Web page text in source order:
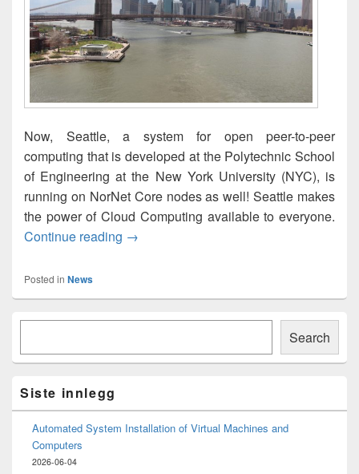
Now, Seattle, a system for open peer-to-peer
computing that is developed at the Polytechnic School
of Engineering at the New York University (NYC), is
running on NorNet Core nodes as well! Seattle makes
the power of Cloud Computing available to everyone.
Continue reading Seattle Open Peer-to-Peer Computing
→
Posted in News
Primary
Area
Search
Siste innlegg
Automated System Installation of Virtual Machines and
Computers
2026-06-04